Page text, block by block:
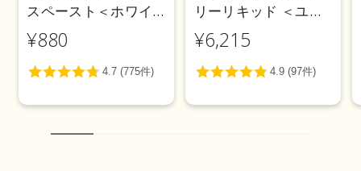
スペースト＜ホワイ
トニング＞ 100g
¥880
リーリキッド ＜ユー
カリ＞ 5L
¥6,215